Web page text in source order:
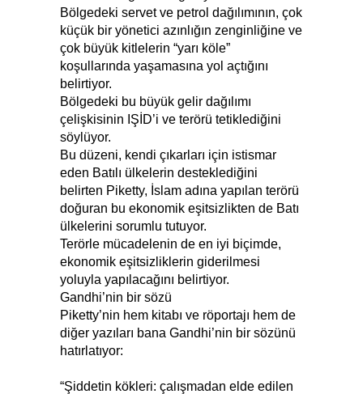
Bölgedeki servet ve petrol dağılımının, çok
küçük bir yönetici azınlığın zenginliğine ve
çok büyük kitlelerin “yarı köle”
koşullarında yaşamasına yol açtığını
belirtiyor.
Bölgedeki bu büyük gelir dağılımı
çelişkisinin IŞİD’i ve terörü tetiklediğini
söylüyor.
Bu düzeni, kendi çıkarları için istismar
eden Batılı ülkelerin desteklediğini
belirten Piketty, İslam adına yapılan terörü
doğuran bu ekonomik eşitsizlikten de Batı
ülkelerini sorumlu tutuyor.
Terörle mücadelenin de en iyi biçimde,
ekonomik eşitsizliklerin giderilmesi
yoluyla yapılacağını belirtiyor.
Gandhi’nin bir sözü
Piketty’nin hem kitabı ve röportajı hem de
diğer yazıları bana Gandhi’nin bir sözünü
hatırlatıyor:
“Şiddetin kökleri: çalışmadan elde edilen